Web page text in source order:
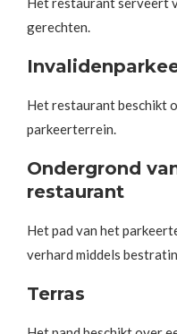
gerechten.
Het restaurant beschikt
parkeerterrein.
Ondergrond
restaurant
Het pad van het
verhard middels
Terras